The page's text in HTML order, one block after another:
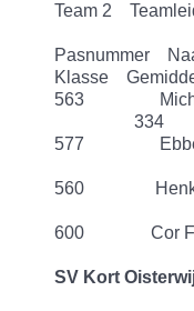
Team 2
Pasnummer
Klasse
563
334
577
560
600
SV Kort